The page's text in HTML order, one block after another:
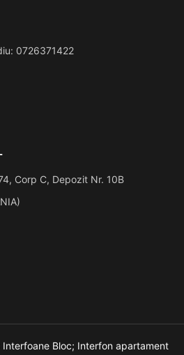
0726371422
Corp C, Depozit Nr. 10B
Interfoane Bloc; Interfon apartament